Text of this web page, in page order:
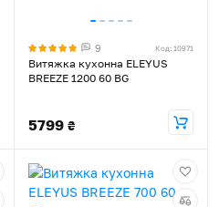
9 Код: 10971
Витяжка кухонна ELEYUS
BREEZE 1200 60 BG
5799 ₴